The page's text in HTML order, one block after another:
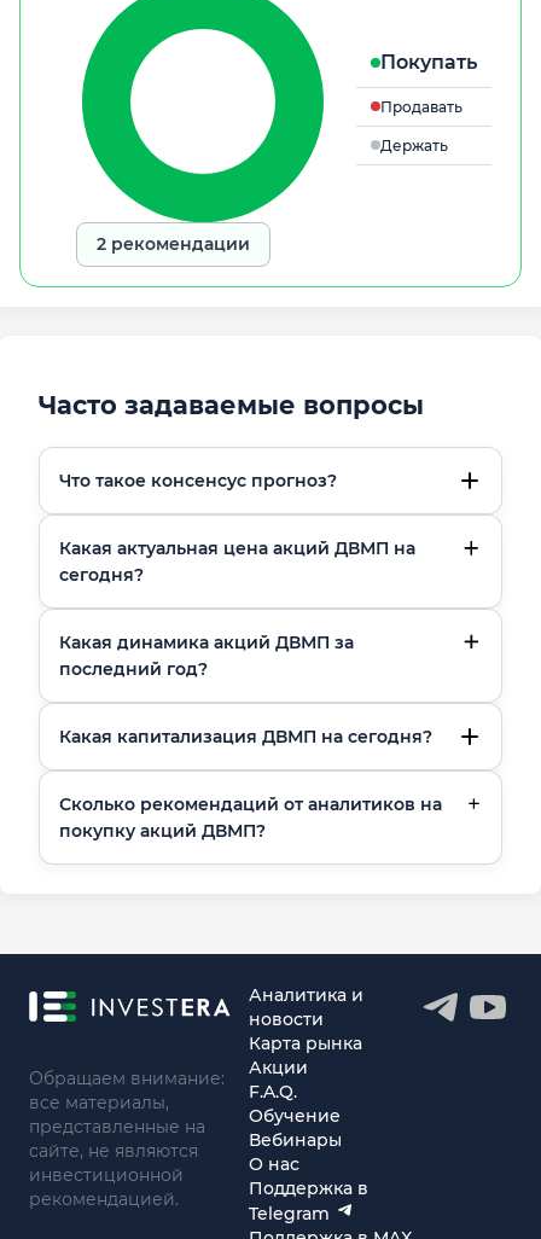
Покупать
Продавать
Держать
2 рекомендации
Часто задаваемые вопросы
Что такое консенсус прогноз?
Какая актуальная цена акций ДВМП на
сегодня?
Какая динамика акций ДВМП за
последний год?
Какая капитализация ДВМП на сегодня?
Сколько рекомендаций от аналитиков на
покупку акций ДВМП?
Обращаем внимание:
все материалы,
представленные на
сайте, не являются
инвестиционной
рекомендацией.
Аналитика и
новости
Карта рынка
Акции
F.A.Q.
Обучение
Вебинары
О нас
Поддержка в
Telegram